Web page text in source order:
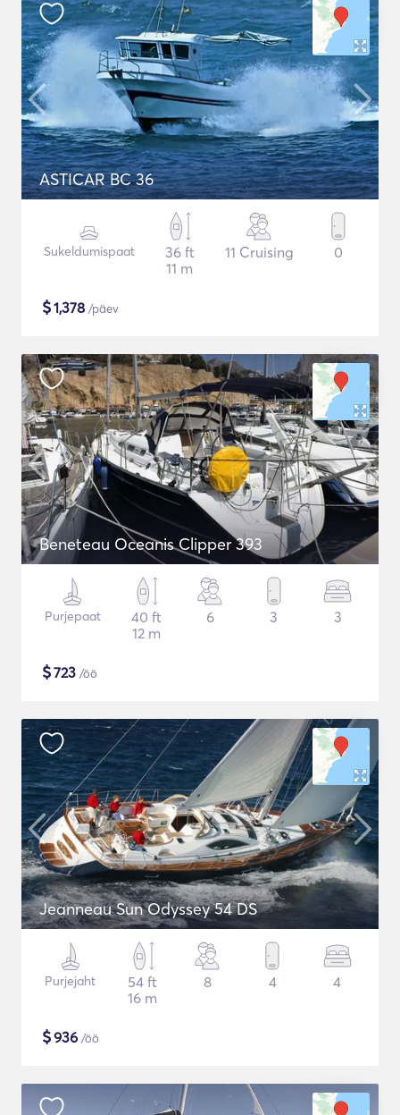
ASTICAR BC 36
Sukeldumispaat
36 ft
11 m
11 Cruising 0
$1,378 /päev
Beneteau Oceanis Clipper 393
Purjepaat
40 ft
12 m
6 3 3
$723 /öö
Jeanneau Sun Odyssey 54 DS
Purjejaht
54 ft
16 m
8 4 4
$936 /öö